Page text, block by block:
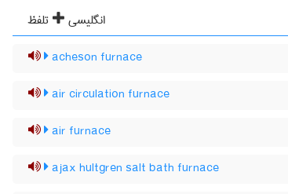
انگلیسی
تلفظ
acheson furnace
air circulation furnace
air furnace
ajax hultgren salt bath furnace